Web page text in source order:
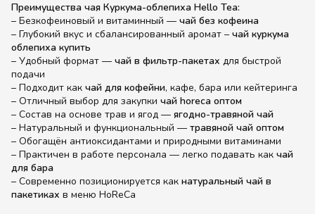
Преимущества чая Куркума-облепиха Hello Tea:
– Безкофеиновый и витаминный — чай без кофеина
– Глубокий вкус и сбалансированный аромат – чай куркума
облепиха купить
– Удобный формат — чай в фильтр-пакетах для быстрой
подачи
– Подходит как чай для кофейни, кафе, бара или кейтеринга
– Отличный выбор для закупки чай horeca оптом
– Состав на основе трав и ягод — ягодно-травяной чай
– Натуральный и функциональный — травяной чай оптом
– Обогащён антиоксидантами и природными витаминами
– Практичен в работе персонала — легко подавать как чай
для бара
– Современно позиционируется как натуральный чай в
пакетиках в меню HoReCa